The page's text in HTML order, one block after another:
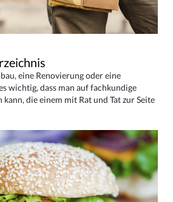
eine Renovierung oder eine
wichtig, dass man auf fachkundige
die einem mit Rat und Tat zur Seite